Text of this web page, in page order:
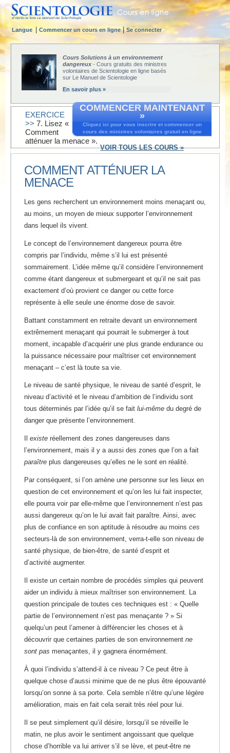
Langue| Commencer un cours en ligne | Se connecter
Cours Solutions à un environnement
dangereux - Cours gratuits des ministres
volontaires de Scientologie en ligne basés
sur Le Manuel de Scientologie
En savoir plus »
COMMENCER MAINTENANT
»
Cliquez ici pour vous inscrire et commencer un
cours des ministres volontaires gratuit en ligne
VOIR TOUS LES COURS »
EXERCICE
>> 7. Lisez «
Comment
atténuer la menace ».
COMMENT ATTÉNUER LA
MENACE
Les gens recherchent un environnement moins menaçant ou,
au moins, un moyen de mieux supporter l’environnement
dans lequel ils vivent.
Le concept de l’environnement dangereux pourra être
compris par l’individu, même s’il lui est présenté
sommairement. L’idée même qu’il considère l’environnement
comme étant dangereux et submergeant et qu’il ne sait pas
exactement d’où provient ce danger ou cette force
représente à elle seule une énorme dose de savoir.
Battant constamment en retraite devant un environnement
extrêmement menaçant qui pourrait le submerger à tout
moment, incapable d’acquérir une plus grande endurance ou
la puissance nécessaire pour maîtriser cet environnement
menaçant – c’est là toute sa vie.
Le niveau de santé physique, le niveau de santé d’esprit, le
niveau d’activité et le niveau d’ambition de l’individu sont
tous déterminés par l’idée qu’il se fait lui-même du degré de
danger que présente l’environnement.
existe réellement des zones dangereuses dans
l’environnement, mais il y a aussi des zones que l’on a fait
paraître plus dangereuses qu’elles ne le sont en réalité.
Par conséquent, si l’on amène une personne sur les lieux en
question de cet environnement et qu’on les lui fait inspecter,
elle pourra voir par elle-même que l’environnement n’est pas
aussi dangereux qu’on le lui avait fait paraître. Ainsi, avec
plus de confiance en son aptitude à résoudre au moins ces
secteurs-là de son environnement, verra-t-elle son niveau de
santé physique, de bien-être, de santé d’esprit et
d’activité augmenter.
Il existe un certain nombre de procédés simples qui peuvent
aider un individu à mieux maîtriser son environnement. La
question principale de toutes ces techniques est : « Quelle
partie de l’environnement n’est pas menaçante ? » Si
quelqu’un peut l’amener à différencier les choses et à
découvrir que certaines parties de son environnement ne
sont pas menaçantes, il y gagnera énormément.
À quoi l’individu s’attend-il à ce niveau ? Ce peut être à
quelque chose d’aussi minime que de ne plus être épouvanté
lorsqu’on sonne à sa porte. Cela semble n’être qu’une légère
amélioration, mais en fait cela serait très réel pour lui.
Il se peut simplement qu’il désire, lorsqu’il se réveille le
matin, ne plus avoir le sentiment angoissant que quelque
chose d’horrible va lui arriver s’il se lève, et peut-être ne